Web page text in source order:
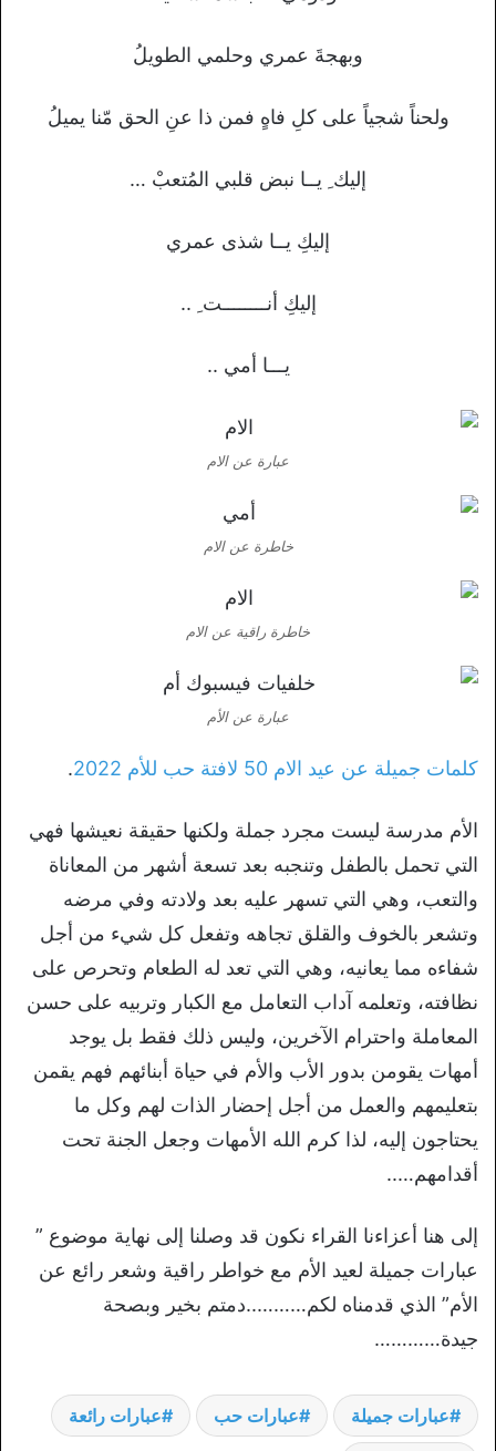
وبهجةَ عمري وحلمي الطويلُ
ولحناً شجياً على كلِ فاهٍ فمن ذا عنِ الحق مّنا يميلُ
إليك ِ يــا نبض قلبي المُتعبْ …
إليكِ يــا شذى عمري
إليكِ أنــــــــت ِ ..
يـــا أمي ..
عبارة عن الام
خاطرة عن الام
خاطرة راقية عن الام
عبارة عن الأم
كلمات جميلة عن عيد الام 50 لافتة حب للأم 2022 .
الأم مدرسة ليست مجرد جملة ولكنها حقيقة نعيشها فهي
التي تحمل بالطفل وتنجبه بعد تسعة أشهر من المعاناة
والتعب، وهي التي تسهر عليه بعد ولادته وفي مرضه
وتشعر بالخوف والقلق تجاهه وتفعل كل شيء من أجل
شفاءه مما يعانيه، وهي التي تعد له الطعام وتحرص على
نظافته، وتعلمه آداب التعامل مع الكبار وتربيه على حسن
المعاملة واحترام الآخرين، وليس ذلك فقط بل يوجد
أمهات يقومن بدور الأب والأم في حياة أبنائهم فهم يقمن
بتعليمهم والعمل من أجل إحضار الذات لهم وكل ما
يحتاجون إليه، لذا كرم الله الأمهات وجعل الجنة تحت
أقدامهم…..
إلى هنا أعزاءنا القراء نكون قد وصلنا إلى نهاية موضوع ”
عبارات جميلة لعيد الأم مع خواطر راقية وشعر رائع عن
الأم” الذي قدمناه لكم………..دمتم بخير وبصحة
جيدة…………
عبارات جميلة عبارات حب عبارات رائعة